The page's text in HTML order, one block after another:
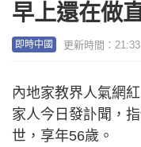
早上還在做
即時中國 更新時間：
內地家教界人氣網
家人今日發訃聞，
世，享年56歲。